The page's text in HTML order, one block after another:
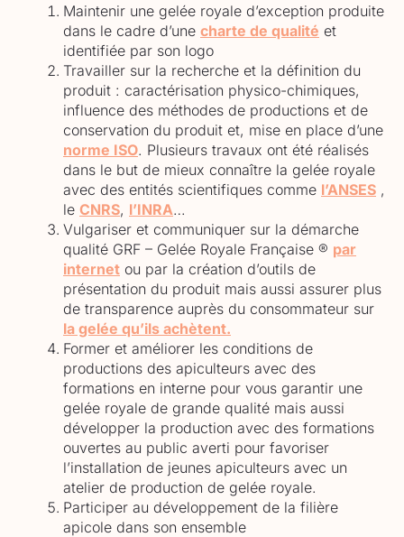
Maintenir une gelée royale d’exception produite
dans le cadre d’une charte de qualité et
identifiée par son logo
Travailler sur la recherche et la définition du
produit : caractérisation physico-chimiques,
influence des méthodes de productions et de
conservation du produit et, mise en place d’une
norme ISO. Plusieurs travaux ont été réalisés
dans le but de mieux connaître la gelée royale
avec des entités scientifiques comme l’ANSES ,
le CNRS, l’INRA…
Vulgariser et communiquer sur la démarche
qualité GRF – Gelée Royale Française ® par
internet ou par la création d’outils de
présentation du produit mais aussi assurer plus
de transparence auprès du consommateur sur
la gelée qu’ils achètent.
Former et améliorer les conditions de
productions des apiculteurs avec des
formations en interne pour vous garantir une
gelée royale de grande qualité mais aussi
développer la production avec des formations
ouvertes au public averti pour favoriser
l’installation de jeunes apiculteurs avec un
atelier de production de gelée royale.
Participer au développement de la filière
apicole dans son ensemble